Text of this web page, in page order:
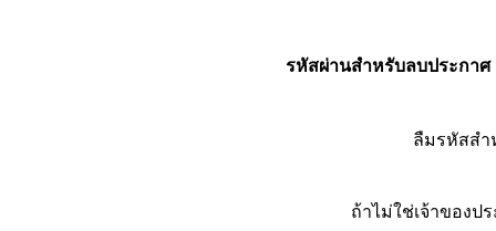
รหัสผ่านสำหรับลบประกาศ
ลืมรหัสส
ถ้าไม่ใช่เจ้าของป